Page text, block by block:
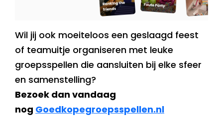
Wil jij ook moeiteloos een geslaagd feest
of teamuitje organiseren met leuke
groepsspellen die aansluiten bij elke sfeer
en samenstelling?
Bezoek dan vandaag
nog Goedkopegroepsspellen.nl